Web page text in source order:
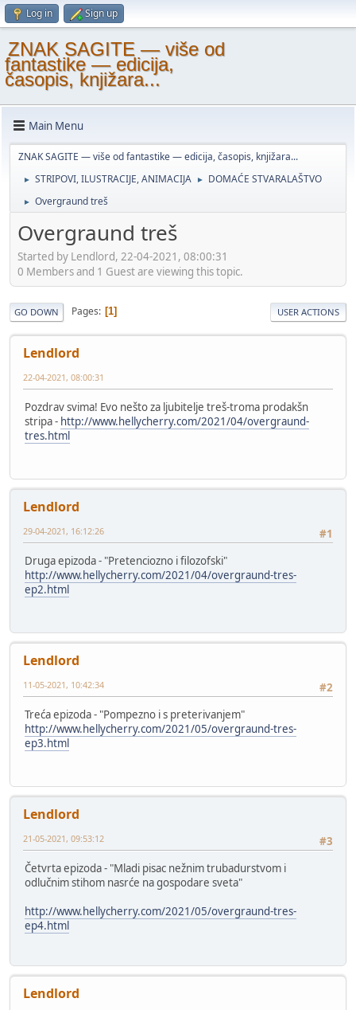
Log in Sign up
ZNAK SAGITE — više od
fantastike — edicija,
časopis, knjižara...
Main Menu
ZNAK SAGITE — više od fantastike — edicija, časopis, knjižara...
► STRIPOVI, ILUSTRACIJE, ANIMACIJA ► DOMAĆE STVARALAŠTVO
► Overgraund treš
Overgraund treš
Started by Lendlord, 22-04-2021, 08:00:31
0 Members and 1 Guest are viewing this topic.
GO DOWN Pages 1 USER ACTIONS
Lendlord
22-04-2021, 08:00:31
Pozdrav svima! Evo nešto za ljubitelje treš-troma prodakšn
stripa - http://www.hellycherry.com/2021/04/overgraund-
tres.html
Lendlord
#1
29-04-2021, 16:12:26
Druga epizoda - "Pretenciozno i filozofski"
http://www.hellycherry.com/2021/04/overgraund-tres-
ep2.html
Lendlord
#2
11-05-2021, 10:42:34
Treća epizoda - "Pompezno i s preterivanjem"
http://www.hellycherry.com/2021/05/overgraund-tres-
ep3.html
Lendlord
#3
21-05-2021, 09:53:12
Četvrta epizoda - "Mladi pisac nežnim trubadurstvom i
odlučnim stihom nasrće na gospodare sveta"
http://www.hellycherry.com/2021/05/overgraund-tres-
ep4.html
Lendlord